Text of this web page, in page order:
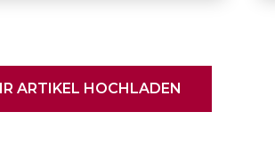
ARTIKEL HOCHLADEN